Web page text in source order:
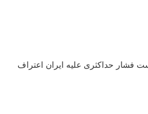
فشار حداکثری علیه ایران اعتراف